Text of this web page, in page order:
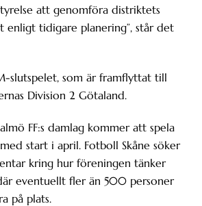
att genomföra distriktets
enligt tidigare planering”, står det
slutspelet, som är framflyttat till
Division 2 Götaland.
FF:s damlag kommer att spela
start i april. Fotboll Skåne söker
kring hur föreningen tänker
eventuellt fler än 500 personer
på plats.